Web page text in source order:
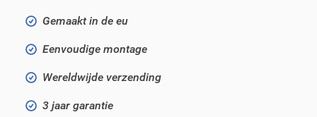
Gemaakt in de eu
Eenvoudige montage
Wereldwijde verzending
3 jaar garantie